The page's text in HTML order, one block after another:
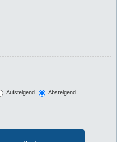
Aufsteigend
Absteigend